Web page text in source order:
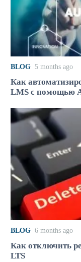
BLOG 5 months ago
Как
LMS с помощью
BLOG 6 months ago
Как отключить
LTS